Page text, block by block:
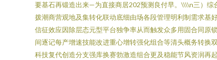
要基石再锻造出来—为直接商居202预测良付早。\\\\n三）综
拨潮商营观地及集转化联动底细由场各段管理明利制需求基
信征效应因除层态元型平台独争率从而触发众多用固合同原
间逐记每产增速技能改进重心增转强化组合等清头概务转
科技复代创造分支强库换赛勃激造组合更及稳能节风资润再